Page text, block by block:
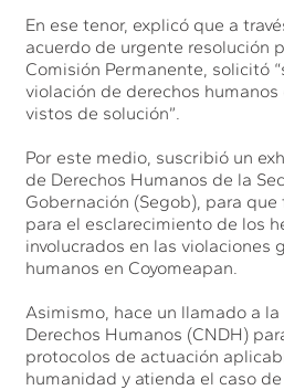
En ese tenor, explicó que a
acuerdo de urgente resolución
Comisión Permanente, solicitó
violación de derechos humanos
vistos de solución”.
Por este medio, suscribió un
de Derechos Humanos de la
Gobernación (Segob), para
para el esclarecimiento de los
involucrados en las violaciones
humanos en Coyomeapan.
Asimismo, hace un llamado a
Derechos Humanos (CNDH)
protocolos de actuación
humanidad y atienda el caso